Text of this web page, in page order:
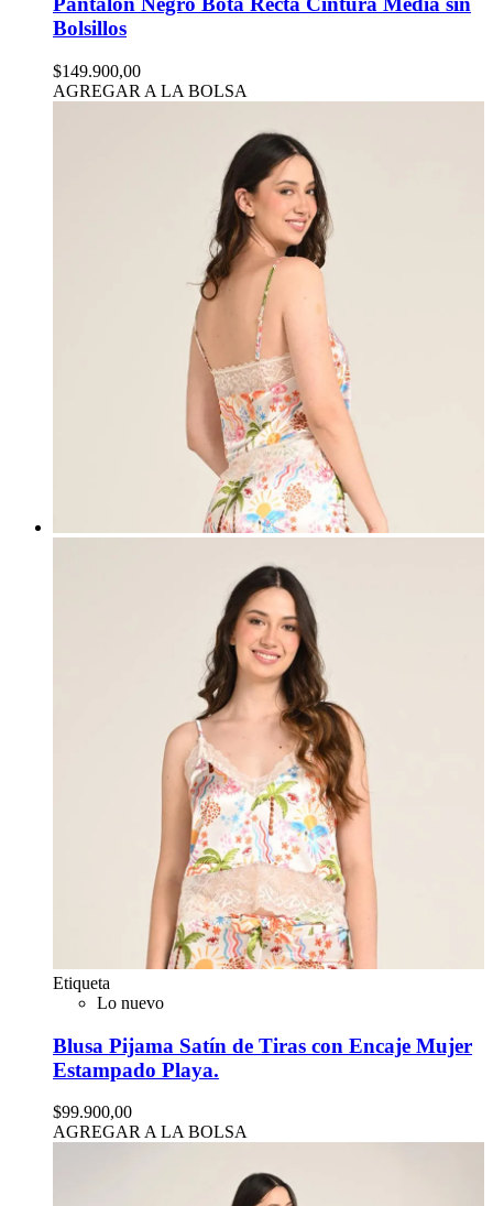
Bolsillos
$149.900,00
AGREGAR A LA BOLSA
Etiqueta
Lo nuevo
Blusa Pijama Satín de Tiras con Encaje Mujer
Estampado Playa.
$99.900,00
AGREGAR A LA BOLSA